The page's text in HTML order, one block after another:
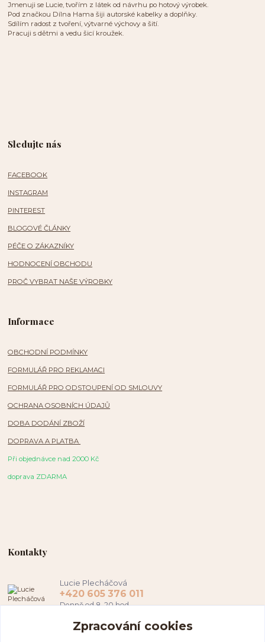
Jmenuji se Lucie, tvořím z látek od návrhu po hotový výrobek.
Pod značkou Dílna Hama šiji autorské kabelky a doplňky.
Sdílím radost z tvoření, výtvarné výchovy a šití.
Pracuji s dětmi a vedu šicí kroužek.
Sledujte nás
FACEBOOK
INSTAGRAM
PINTEREST
BLOGOVÉ ČLÁNKY
PÉČE O ZÁKAZNÍKY
HODNOCENÍ OBCHODU
PROČ VYBRAT NAŠE VÝROBKY
Informace
OBCHODNÍ PODMÍNKY
FORMULÁŘ PRO REKLAMACI
FORMULÁŘ PRO ODSTOUPENÍ OD SMLOUVY
OCHRANA OSOBNÍCH ÚDAJŮ
DOBA DODÁNÍ ZBOŽÍ
DOPRAVA A PLATBA
Při objednávce nad 2000 Kč
doprava ZDARMA
Kontakty
Lucie Plecháčová
+420 605 376 011
Denně od 8-20 hod.
hamapl@seznam.cz
Zpracování cookies